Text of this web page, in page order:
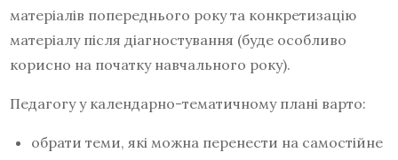
матеріалів попереднього року та конкретизацію
матеріалу після діагностування (буде особливо
корисно на початку навчального року).
Педагогу у календарно-тематичному плані варто:
обрати теми, які можна перенести на самостійне